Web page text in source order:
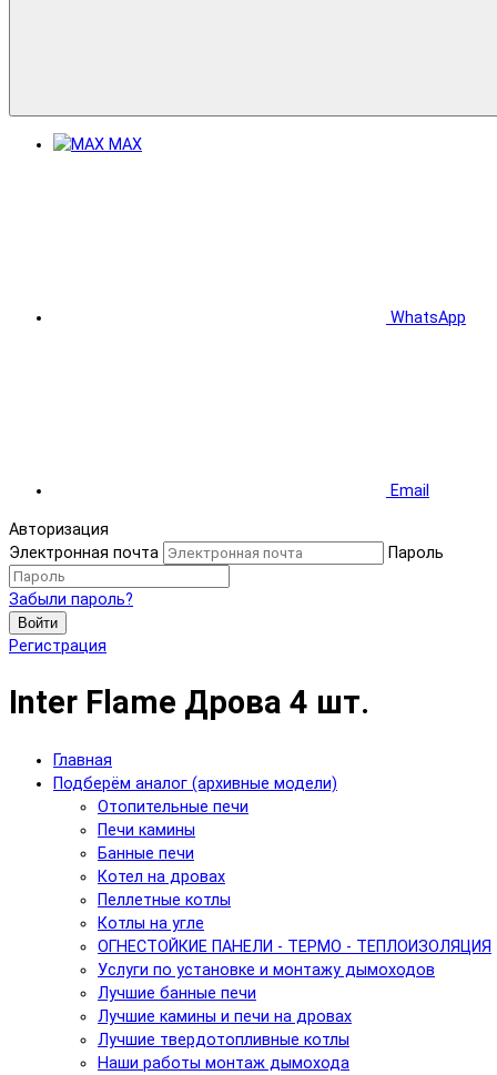
MAX
WhatsApp
Email
Авторизация
Электронная почта
Пароль
Забыли пароль?
Войти
Регистрация
Inter Flame Дрова 4 шт.
Главная
Подберём аналог (архивные модели)
Отопительные печи
Печи камины
Банные печи
Котел на дровах
Пеллетные котлы
Котлы на угле
ОГНЕСТОЙКИЕ ПАНЕЛИ - ТЕРМО - ТЕПЛОИЗОЛЯЦИЯ
Услуги по установке и монтажу дымоходов
Лучшие банные печи
Лучшие камины и печи на дровах
Лучшие твердотопливные котлы
Наши работы монтаж дымохода